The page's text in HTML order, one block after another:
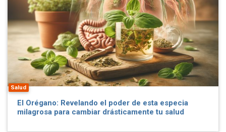
Salud
El Orégano: Revelando el poder de esta especia
milagrosa para cambiar drásticamente tu salud